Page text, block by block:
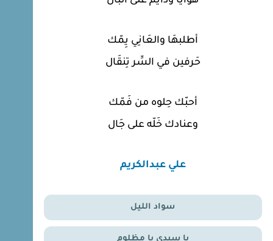
أطلبهَا والعَانِي يِمّك
حَرفين في السِّر تِنقَال
أحبّك حِلوه من فَمّك
وعنادك خَلّه على جَال
علي عبدالكريم
سواد الليل
يا سيدي يا مظلوم